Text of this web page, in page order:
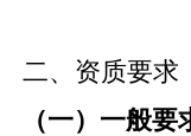
二、资质要求
（一）一般要